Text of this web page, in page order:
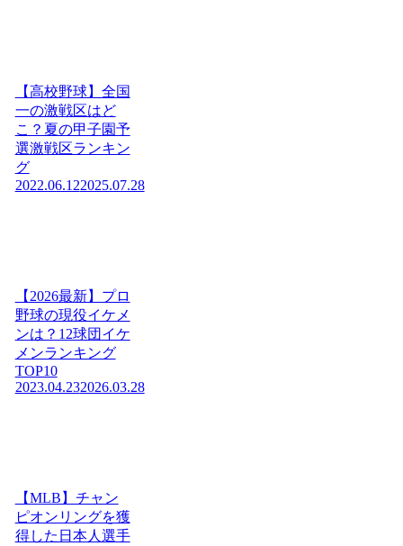
【高校野球】全国
一の激戦区はど
こ？夏の甲子園予
選激戦区ランキン
グ
2022.06.122025.07.28
【2026最新】プロ
野球の現役イケメ
ンは？12球団イケ
メンランキング
TOP10
2023.04.232026.03.28
【MLB】チャン
ピオンリングを獲
得した日本人選手